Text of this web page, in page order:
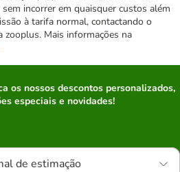
incorrer em quaisquer custos além
à tarifa normal, contactando o
zooplus. Mais informações na
os nossos descontos personalizados,
especiais e novidades!
de estimação